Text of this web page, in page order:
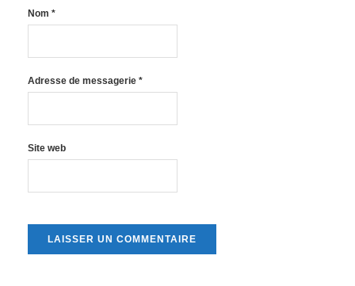
Nom *
Adresse de messagerie *
Site web